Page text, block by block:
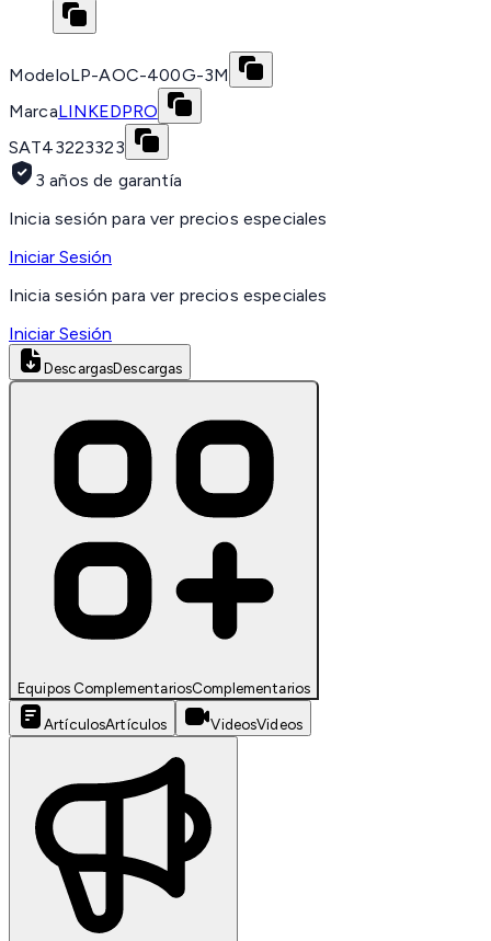
ModeloLP-AOC-400G-3M
MarcaLINKEDPRO
SAT43223323
3 años de garantía
Inicia sesión para ver precios especiales
Iniciar Sesión
Inicia sesión para ver precios especiales
Iniciar Sesión
DescargasDescargas
Equipos ComplementariosComplementarios
ArtículosArtículos VideosVideos